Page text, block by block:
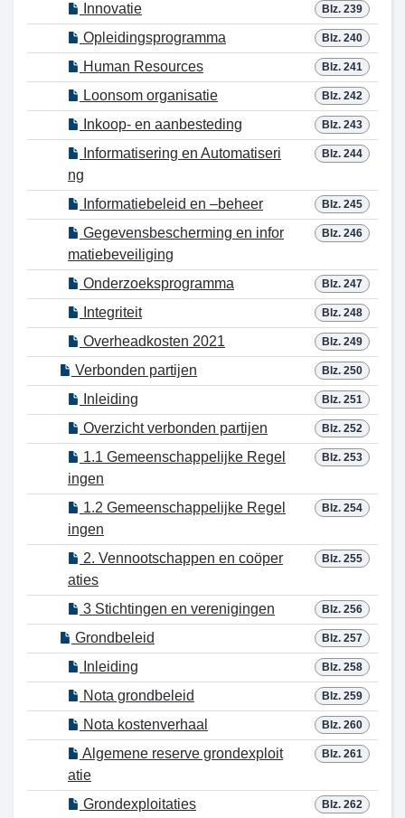
Blz. 239
Innovatie
Blz. 240
Opleidingsprogramma
Blz. 241
Human Resources
Blz. 242
Loonsom organisatie
Blz. 243
Inkoop- en aanbesteding
Blz. 244
Informatisering en Automatiseri
ng
Blz. 245
Informatiebeleid en –beheer
Blz. 246
Gegevensbescherming en infor
matiebeveiliging
Blz. 247
Onderzoeksprogramma
Blz. 248
Integriteit
Blz. 249
Overheadkosten 2021
Blz. 250
Verbonden partijen
Blz. 251
Inleiding
Blz. 252
Overzicht verbonden partijen
Blz. 253
1.1 Gemeenschappelijke Regel
ingen
Blz. 254
1.2 Gemeenschappelijke Regel
ingen
Blz. 255
2. Vennootschappen en coöper
aties
Blz. 256
3 Stichtingen en verenigingen
Blz. 257
Grondbeleid
Blz. 258
Inleiding
Blz. 259
Nota grondbeleid
Blz. 260
Nota kostenverhaal
Blz. 261
Algemene reserve grondexploit
atie
Blz. 262
Grondexploitaties